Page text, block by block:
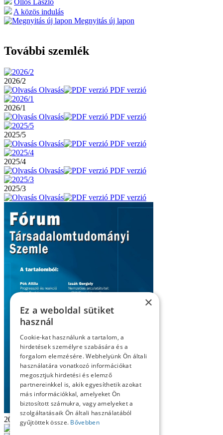
Öllös László
A közös indulás
Megnyitás új lapon
További szemlék
2026/2
Olvasás
PDF verzió
2026/1
Olvasás
PDF verzió
2025/5
Olvasás
PDF verzió
2025/4
Olvasás
PDF verzió
2025/3
Olvasás
PDF verzió
2025/2
×
Ez a weboldal sütiket
használ
Cookie-kat használunk a tartalom, a
hirdetések személyre szabására és a
forgalom elemzésére. Webhelyünk Ön általi
használatára vonatkozó információkat
megosztjuk hirdetési és elemző
partnereinkkel is, akik egyesíthetik azokat
más információkkal, amelyeket Ön
biztosított számukra, vagy amelyeket a
szolgáltatásaik Ön általi használatából
gyűjtöttek össze. Bővebben